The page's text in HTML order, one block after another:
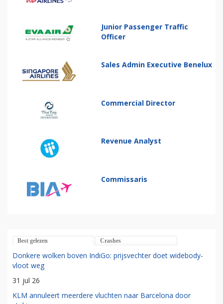
Junior Passenger Traffic
Officer
Sales Admin Executive Benelux
Commercial Director
Revenue Analyst
Commissaris
Best gelezen Crashes
Donkere wolken boven IndiGo: prijsvechter doet widebody-
vloot weg
31 jul 26
KLM annuleert meerdere vluchten naar Barcelona door